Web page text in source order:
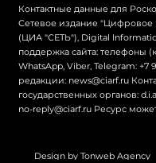
Контактные данные для
Сетевое издание "Цифровое
(ЦИА "СЕТЬ"), Digital
поддержка сайта: телефоны
WhatsApp, Viber, Telegram:
редакции: news@ciarf.ru
государственных органов:
no-reply@ciarf.ru Ресурс
Design by Tonweb Agency